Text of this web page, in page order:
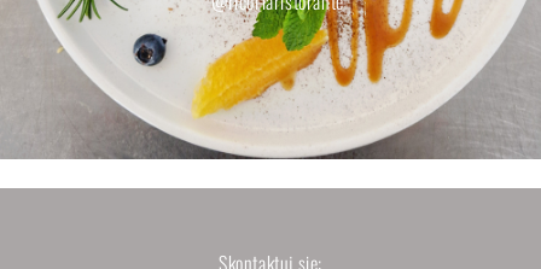
Skontaktuj się: